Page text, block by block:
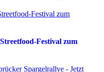
Festival zum